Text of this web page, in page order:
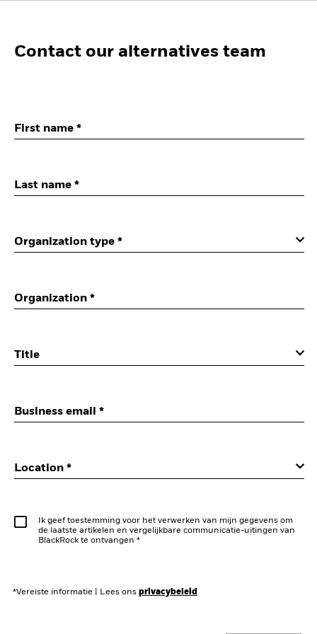
Contact our alternatives team
First name *
Last name *
Organization type *
Organization *
Title
Business email *
Location *
Ik geef toestemming voor het verwerken van mijn gegevens om
de laatste artikelen en vergelijkbare communicatie-uitingen van
BlackRock te ontvangen *
*Vereiste informatie Lees ons privacybeleid